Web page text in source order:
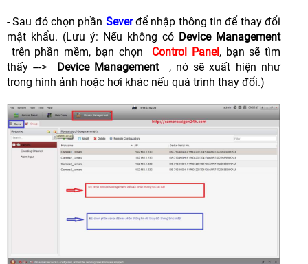
- Sau đó chọn phần Severđể nhập thông tin để thay đổi
mật khẩu. (Lưu ý: Nếu không có Device Management
trên phần mềm, bạn chọn Control Panel, bạn sẽ tìm
thấy ---> Device Management
, nó sẽ xuất hiện như
trong hình ảnh hoặc hơi khác nếu quá trình thay đổi.)